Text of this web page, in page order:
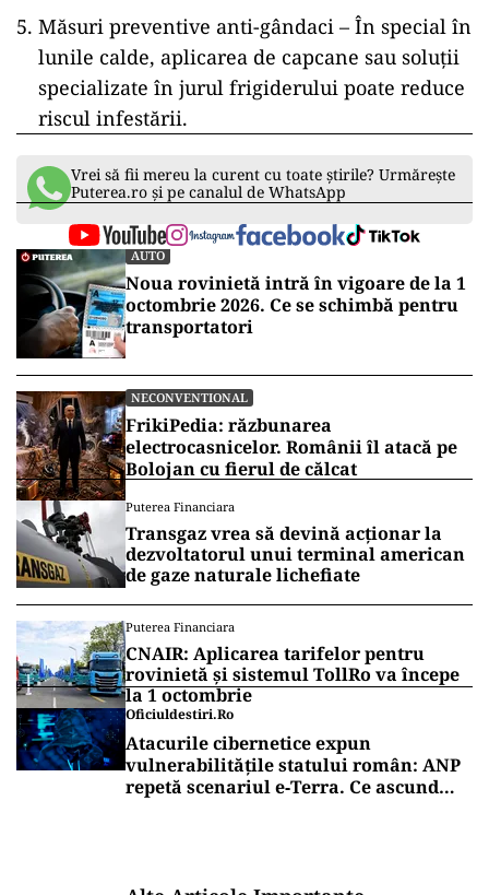
Măsuri preventive anti-gândaci – În special în
lunile calde, aplicarea de capcane sau soluții
specializate în jurul frigiderului poate reduce
riscul infestării.
Vrei să fii mereu la curent cu toate știrile? Urmărește
Puterea.ro și pe canalul de WhatsApp
AUTO
Noua rovinietă intră în vigoare de la 1
octombrie 2026. Ce se schimbă pentru
transportatori
NECONVENTIONAL
FrikiPedia: răzbunarea
electrocasnicelor. Românii îl atacă pe
Bolojan cu fierul de călcat
Puterea Financiara
Transgaz vrea să devină acționar la
dezvoltatorul unui terminal american
de gaze naturale lichefiate
Puterea Financiara
CNAIR: Aplicarea tarifelor pentru
rovinietă și sistemul TollRo va începe
la 1 octombrie
Oficiuldestiri.ro
Atacurile cibernetice expun
vulnerabilitățile statului român: ANP
repetă scenariul e‑Terra. Ce ascund